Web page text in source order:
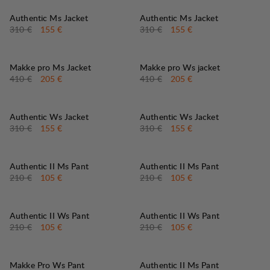
VERKAUF
Authentic Ms Jacket
Originalpreis:
310 € Verkaufspreis
155 €
VERKAUF
Authentic Ms Jacket
Originalpreis:
310 € Verkaufspreis
155 €
VERKAUF
Makke pro Ms Jacket
Originalpreis:
410 € Verkaufspreis
205 €
VERKAUF
Makke pro Ws jacket
Originalpreis:
410 € Verkaufspreis
205 €
VERKAUF
Authentic Ws Jacket
Originalpreis:
310 € Verkaufspreis
155 €
VERKAUF
Authentic Ws Jacket
Originalpreis:
310 € Verkaufspreis
155 €
VERKAUF
Authentic II Ms Pant
Originalpreis:
210 € Verkaufspreis
105 €
VERKAUF
Authentic II Ms Pant
Originalpreis:
210 € Verkaufspreis
105 €
VERKAUF
Authentic II Ws Pant
Originalpreis:
210 € Verkaufspreis
105 €
VERKAUF
Authentic II Ws Pant
Originalpreis:
210 € Verkaufspreis
105 €
VERKAUF
Makke Pro Ws Pant
VERKAUF
Authentic II Ms Pant